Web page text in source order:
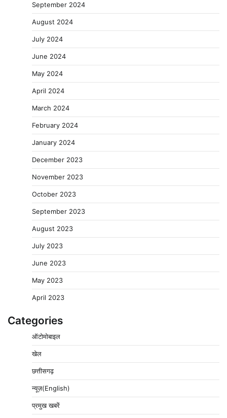
September 2024
August 2024
July 2024
June 2024
May 2024
April 2024
March 2024
February 2024
January 2024
December 2023
November 2023
October 2023
September 2023
August 2023
July 2023
June 2023
May 2023
April 2023
Categories
ऑटोमोबाइल
खेल
छत्तीसगढ़
न्यूज़(English)
प्रमुख खबरें